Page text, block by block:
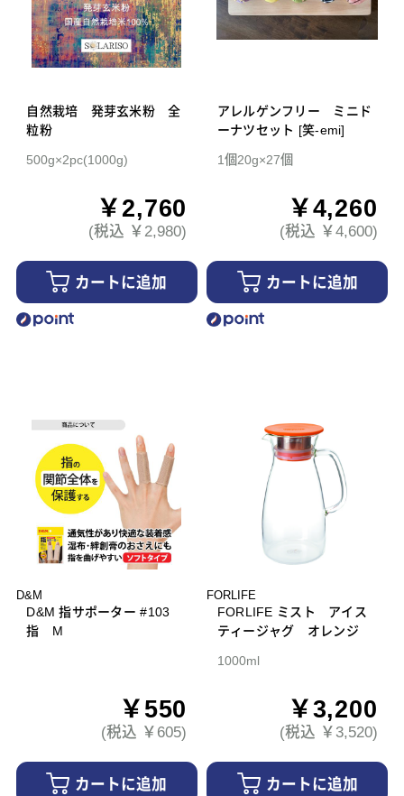
自然栽培 発芽玄米粉 全
粒粉
500g×2pc(1000g)
￥2,760
(税込 ￥2,980)
カートに追加
アレルゲンフリー ミニド
ーナツセット [笑-emi]
1個20g×27個
￥4,260
(税込 ￥4,600)
カートに追加
D&M
D&M 指サポーター #103
指 M
￥550
(税込 ￥605)
カートに追加
FORLIFE
FORLIFE ミスト アイス
ティージャグ オレンジ
1000ml
￥3,200
(税込 ￥3,520)
カートに追加